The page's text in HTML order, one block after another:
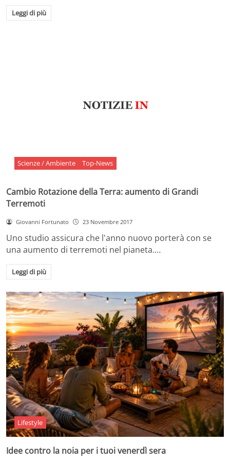
Leggi di più
Scienze / Ambiente Top-News
Cambio Rotazione della Terra: aumento di Grandi
Terremoti
Giovanni Fortunato 23 Novembre 2017
Uno studio assicura che l'anno nuovo porterà con se
una aumento di terremoti nel pianeta.…
Leggi di più
Lifestyle
Idee contro la noia per i tuoi venerdì sera